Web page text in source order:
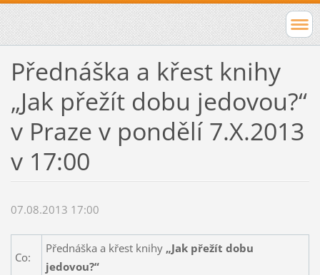
Přednáška a křest knihy
„Jak přežít dobu jedovou?“
v Praze v pondělí 7.X.2013
v 17:00
07.08.2013 17:00
Co:
Přednáška a křest knihy „Jak přežít dobu
jedovou?“